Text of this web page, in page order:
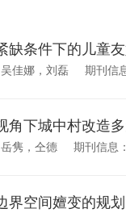
缺条件下的儿
佳娜，刘磊 期刊信
角下城中村改造
隽，仝德 期刊信息
界空间嬗变的规